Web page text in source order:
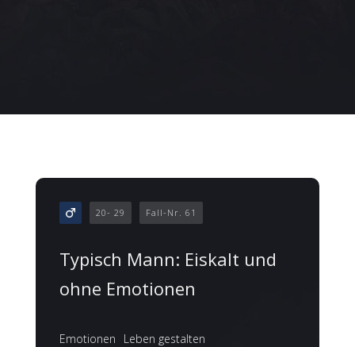
20- 29 Fall-Nr. 61
Typisch Mann: Eiskalt und
ohne Emotionen
Emotionen Leben gestalten